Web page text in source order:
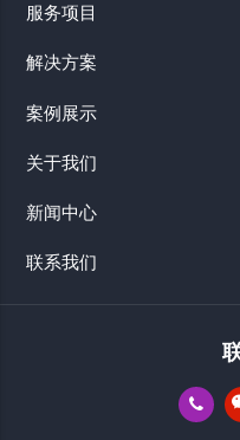
服务项目
解决方案
案例展示
关于我们
新闻中心
联系我们